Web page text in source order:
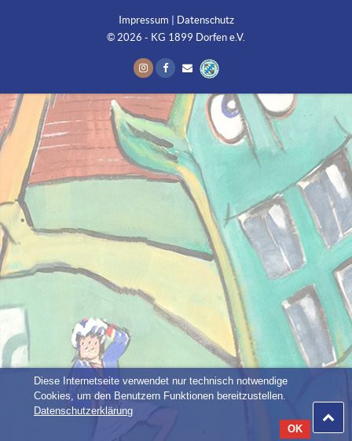
Impressum
Datenschutz
© 2026 - KG 1899 Dorfen e.V.
Diese Internetseite verwendet nur technisch notwendige
Cookies, um den Benutzern Funktionen bereitzustellen.
Datenschutzerklärung
OK